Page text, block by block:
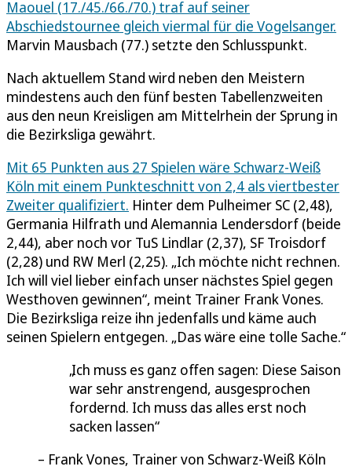
Maouel (17./45./66./70.) traf auf seiner
Abschiedstournee gleich viermal für die Vogelsanger.
Marvin Mausbach (77.) setzte den Schlusspunkt.
Nach aktuellem Stand wird neben den Meistern
mindestens auch den fünf besten Tabellenzweiten
aus den neun Kreisligen am Mittelrhein der Sprung in
die Bezirksliga gewährt.
Mit 65 Punkten aus 27 Spielen wäre Schwarz-Weiß
Köln mit einem Punkteschnitt von 2,4 als viertbester
Zweiter qualifiziert. Hinter dem Pulheimer SC (2,48),
Germania Hilfrath und Alemannia Lendersdorf (beide
2,44), aber noch vor TuS Lindlar (2,37), SF Troisdorf
(2,28) und RW Merl (2,25). „Ich möchte nicht rechnen.
Ich will viel lieber einfach unser nächstes Spiel gegen
Westhoven gewinnen“, meint Trainer Frank Vones.
Die Bezirksliga reize ihn jedenfalls und käme auch
seinen Spielern entgegen. „Das wäre eine tolle Sache.“
Ich muss es ganz offen sagen: Diese Saison
war sehr anstrengend, ausgesprochen
fordernd. Ich muss das alles erst noch
sacken lassen
Frank Vones, Trainer von Schwarz-Weiß Köln